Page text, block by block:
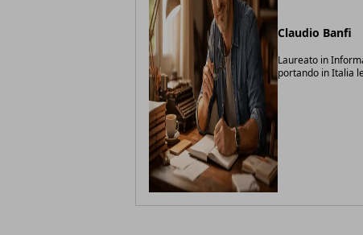
Claudio Banfi
Laureato in
portando in Italia